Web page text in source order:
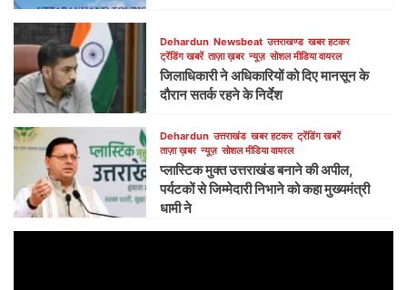
Dehardun Newsbeat उत्तराखण्ड खबर हटकर
ट्रेंडिंग खबरें ताज़ा ख़बर न्यूज़ सोशल मीडिया वायरल
जिलाधिकारी ने अधिकारियों को दिए मानसून के
दौरान सतर्क रहने के निर्देश
Dehardun उत्तराखंड खबर हटकर ट्रेंडिंग खबरें
ताज़ा ख़बर न्यूज़ सोशल मीडिया वायरल
प्लास्टिक मुक्त उत्तराखंड बनाने की अपील,
पर्यटकों से जिम्मेदारी निभाने को कहा मुख्यमंत्री
धामी ने